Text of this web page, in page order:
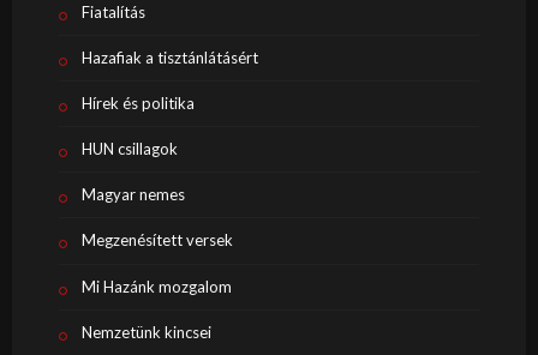
Fiatalítás
Hazafiak a tisztánlátásért
Hírek és politika
HUN csillagok
Magyar nemes
Megzenésített versek
Mi Hazánk mozgalom
Nemzetünk kincsei